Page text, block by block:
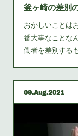
おかしいことは
番大事なことな
働者を差別する
09 Aug 2021